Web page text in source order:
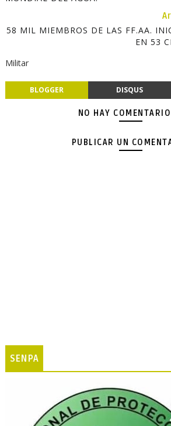
58 MIL MIEMBROS DE LAS FF.AA.
EN 53
Militar
BLOGGER DISQUS
NO HAY
PUBLICAR UN
SENPA